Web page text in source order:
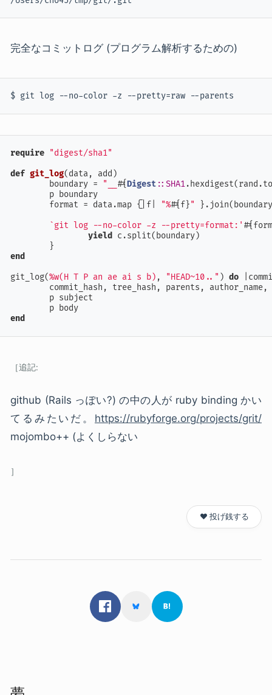
完全なコミットログ (プログラム解析するための)
$ git log --no-color -z --pretty=raw --parents
require "digest/sha1"
def git_log(data, add )
	boundary =
"__ #{Digest ::SHA1
	format = data.map {|
f "%#{f}"
`git log --no-color -z --pretty=format:'
yield
c.split(boundary)
end
git_log(%w(H T P an ae ai s b) , "HEAD~10.." ) do
end
github (Rails っぽい?) の中の人が ruby binding かい
てるみたいだ。 https://rubyforge.org/projects/grit/
mojombo++ (よくしらない
❤️ 投げ銭する